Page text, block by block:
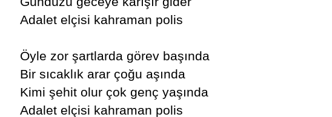
Adalet elçisi kahraman polis
Öyle zor şartlarda görev başında
Bir sıcaklık arar çoğu aşında
Kimi şehit olur çok genç yaşında
Adalet elçisi kahraman polis